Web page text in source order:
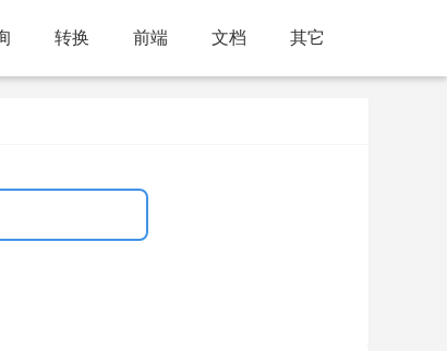
转换 前端 文档 其它